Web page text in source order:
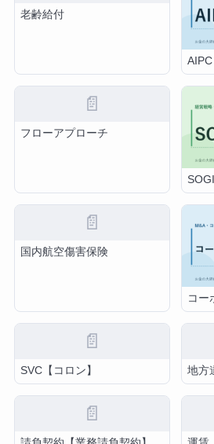
老齢給付
AIPC
📄
フローアプローチ
📄
国内航空傷害保険
コー
📄
SVC【コロン】 地方
📄